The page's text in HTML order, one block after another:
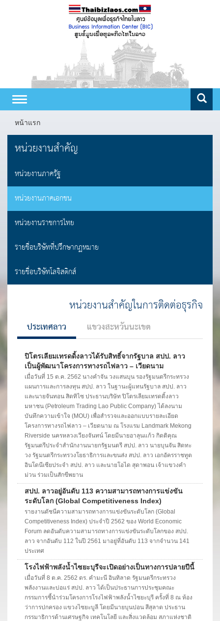
Toggle
navigation
หน้าแรก
หน่วยงานสำคัญ
หน่วยงานภาครัฐ
หน่วยงานภาคเอกชน
หน่วยงานราชการไทย
รายชื่อบริษัทที่ปรึกษากฏหมาย
รายชื่อบริษัทโลจิสติกส์
หน่วยงานสำคัญในการติดต่อธุรกิจ
ประเทศลาว แขวงสะหวันนะเขต
ปิโตรเลียมเทรดดิ้งลาวได้รับสิทธิ์จากรัฐบาล สปป. ลาว
เป็นผู้พัฒนาโครงการทางรถไฟลาว – เวียดนาม
เมื่อวันที่ 15 ต.ค. 2562 นางคำจัน วงแสนบุน รองรัฐมนตรีกระทรวง
แผนการและการลงทุน สปป. ลาว ในฐานะผู้แทนรัฐบาล สปป. ลาว
และนายจันทอน สิดทิไซ ประธานบริษัท ปิโตรเลียมเทรดดิ้งลาว
มหาชน (Petroleum Trading Lao Public Company) ได้ลงนาม
บันทึกความเข้าใจ (MOU) เพื่อสำรวจและออกแบบรายละเอียด
โครงการทางรถไฟลาว – เวียดนาม ณ โรงแรม Landmark Mekong
Riverside นครหลวงเวียงจันทน์ โดยมีนายอาลุนแก้ว กิดติคุณ
รัฐมนตรีประจำสำนักงานนายกรัฐมนตรี สปป. ลาว นายบุนจัน สิดทะ
วง รัฐมนตรีกระทรวงโยธาธิการและขนส่ง สปป. ลาว เอกอัครราชทูต
อินโดนีเซียประจำ สปป. ลาว และนายโอได สุดาพอน เจ้าแขวงคำ
ม่วน ร่วมเป็นสักขีพยาน
สปป. ลาวอยู่อันดับ 113 ความสามารถทางการแข่งขัน
ระดับโลก (Global Competitiveness Index)
รายงานดัชนีความสามารถทางการแข่งขันระดับโลก (Global
Competitiveness Index) ประจำปี 2562 ของ World Economic
Forum ลดอันดับความสามารถทางการแข่งขันระดับโลกของ สปป.
ลาว จากอันดับ 112 ในปี 2561 มาอยู่ที่อันดับ 113 จากจำนวน 141
ประเทศ
โรงไฟฟ้าพลังน้ำไซยะบุรีจะเปิดอย่างเป็นทางการปลายปีนี้
เมื่อวันที่ 8 ต.ค. 2562 ดร. คำมะนี อินทิลาด รัฐมนตรีกระทรวง
พลังงานและบ่อแร่ สปป. ลาว ได้เป็นประธานการประชุมคณะ
กรรมการชี้นำร่วมโครงการโรงไฟฟ้าพลังน้ำไซยะบุรี ครั้งที่ 8 ณ ห้อง
ว่าการปกครอง แขวงไซยะบูลี โดยมีนายบุนปอน สีสุลาด ประธาน
กรรมาธิการด้านเศรษฐกิจ เทคโนโลยี และสิ่งแวดล้อม สภาแห่งชาติ